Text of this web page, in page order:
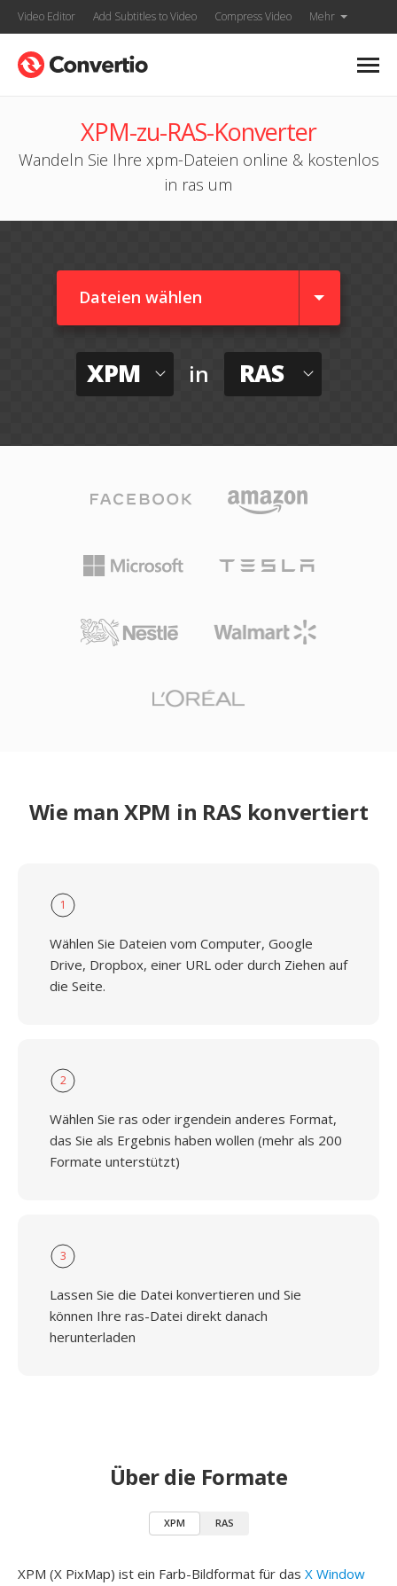
Video Editor Add Subtitles to Video Compress Video Mehr
XPM-zu-RAS-Konverter
Wandeln Sie Ihre xpm-Dateien online & kostenlos
in ras um
Dateien wählen
XPM in RAS
Wie man XPM in RAS konvertiert
1
Wählen Sie Dateien vom Computer, Google
Drive, Dropbox, einer URL oder durch Ziehen auf
die Seite.
2
Wählen Sie ras oder irgendein anderes Format,
das Sie als Ergebnis haben wollen (mehr als 200
Formate unterstützt)
3
Lassen Sie die Datei konvertieren und Sie
können Ihre ras-Datei direkt danach
herunterladen
Über die Formate
XPM RAS
XPM (X PixMap) ist ein Farb-Bildformat für das X Window